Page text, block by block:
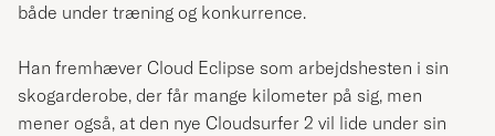
både under træning og konkurrence.
Han fremhæver Cloud Eclipse som arbejdshesten i sin
skogarderobe, der får mange kilometer på sig, men
mener også, at den nye Cloudsurfer 2 vil lide under sin